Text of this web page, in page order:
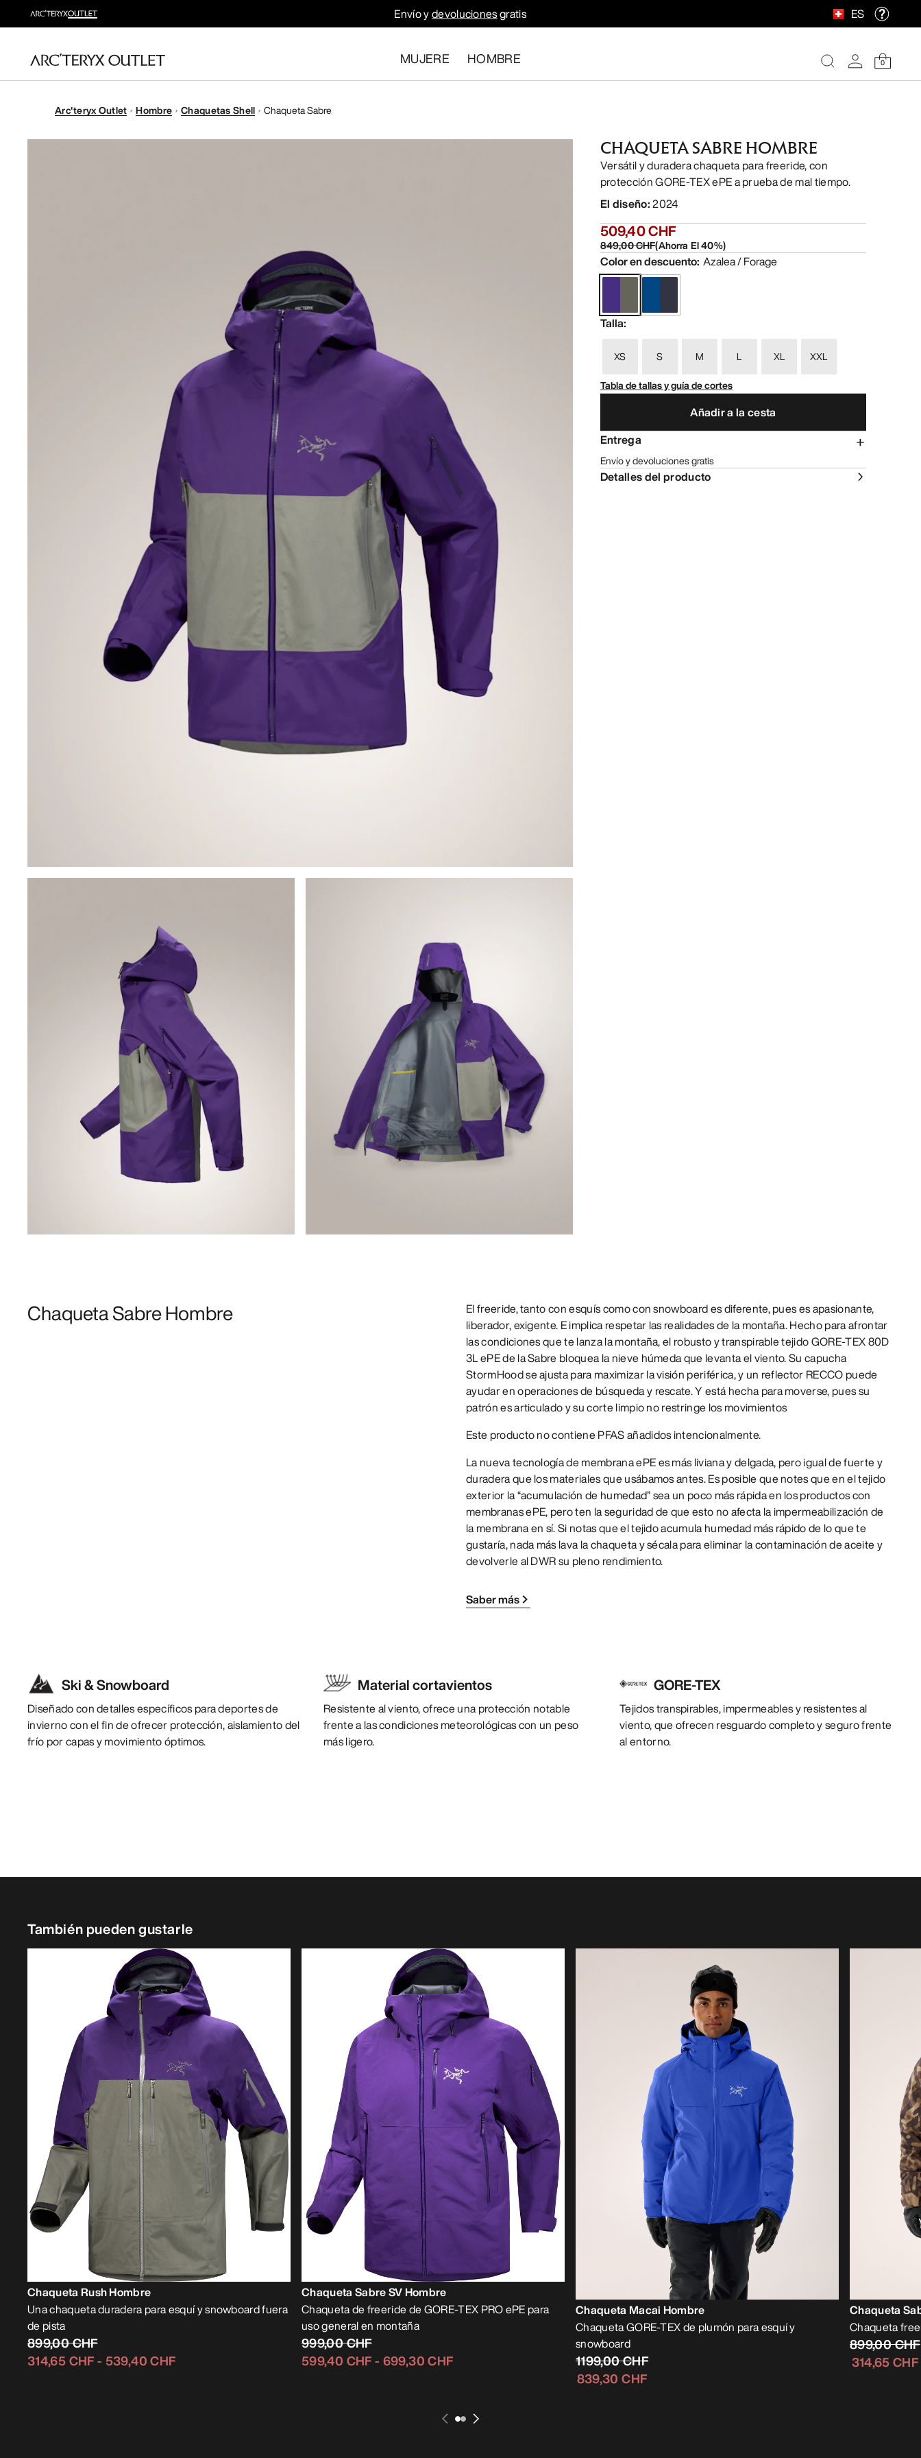
Envío ydevolucionesgratis ES
MUJERE HOMBRE 0
Arc'teryx Outlet Hombre Chaquetas Shell Chaqueta Sabre
CHAQUETA SABRE HOMBRE
Versátil y duradera chaqueta para freeride, con
protección GORE-TEX ePE a prueba de mal tiempo.
El diseño:2024
509,40 CHF
849,00 CHF(Ahorra El40%)
Color en descuento: Azalea / Forage
Talla:
XS S M L XL
XXL
Tabla de tallas y guía de cortes
Añadir a la cesta
Entrega
Envío y devoluciones gratis
Detalles del producto
Chaqueta Sabre Hombre
El freeride, tanto con esquís como con snowboard es diferente, pues es apasionante,
liberador, exigente. E implica respetar las realidades de la montaña. Hecho para afrontar
las condiciones que te lanza la montaña, el robusto y transpirable tejido GORE-TEX 80D
3L ePE de la Sabre bloquea la nieve húmeda que levanta el viento. Su capucha
StormHood se ajusta para maximizar la visión periférica, y un reflector RECCO puede
ayudar en operaciones de búsqueda y rescate. Y está hecha para moverse, pues su
patrón es articulado y su corte limpio no restringe los movimientos
Este producto no contiene PFAS añadidos intencionalmente.
La nueva tecnología de membrana ePE es más liviana y delgada, pero igual de fuerte y
duradera que los materiales que usábamos antes. Es posible que notes que en el tejido
exterior la “acumulación de humedad” sea un poco más rápida en los productos con
membranas ePE, pero ten la seguridad de que esto no afecta la impermeabilización de
la membrana en sí. Si notas que el tejido acumula humedad más rápido de lo que te
gustaría, nada más lava la chaqueta y sécala para eliminar la contaminación de aceite y
devolverle al DWR su pleno rendimiento.
Saber más
Ski & Snowboard
Diseñado con detalles específicos para deportes de
invierno con el fin de ofrecer protección, aislamiento del
frío por capas y movimiento óptimos.
Material cortavientos
Resistente al viento, ofrece una protección notable
frente a las condiciones meteorológicas con un peso
más ligero.
GORE-TEX
Tejidos transpirables, impermeables y resistentes al
viento, que ofrecen resguardo completo y seguro frente
al entorno.
También pueden gustarle
Chaqueta Rush Hombre
Una chaqueta duradera para esquí y snowboard fuera
de pista
899,00 CHF
314,65 CHF- 539,40 CHF
Chaqueta Sabre SV Hombre
Chaqueta de freeride de GORE-TEX PRO ePE para
uso general en montaña
999,00 CHF
599,40 CHF- 699,30 CHF
Chaqueta Macai Hombre
Chaqueta GORE-TEX de plumón para esquí y
snowboard
1199,00 CHF
839,30 CHF
Chaqueta
Chaqueta
899,00 CHF
314,65 CHF